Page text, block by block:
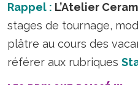
Rappel : L’Atelier
stages de tournage,
plâtre au cours des
référer aux rubriques